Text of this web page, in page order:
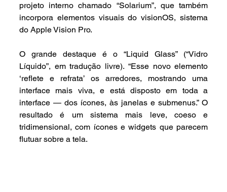
projeto interno chamado “Solarium”, que também
incorpora elementos visuais do visionOS, sistema
do Apple Vision Pro.
O grande destaque é o “Liquid Glass” (“Vidro
Líquido”, em tradução livre). “Esse novo elemento
‘reflete e refrata’ os arredores, mostrando uma
interface mais viva, e está disposto em toda a
interface — dos ícones, às janelas e submenus.” O
resultado é um sistema mais leve, coeso e
tridimensional, com ícones e widgets que parecem
flutuar sobre a tela.